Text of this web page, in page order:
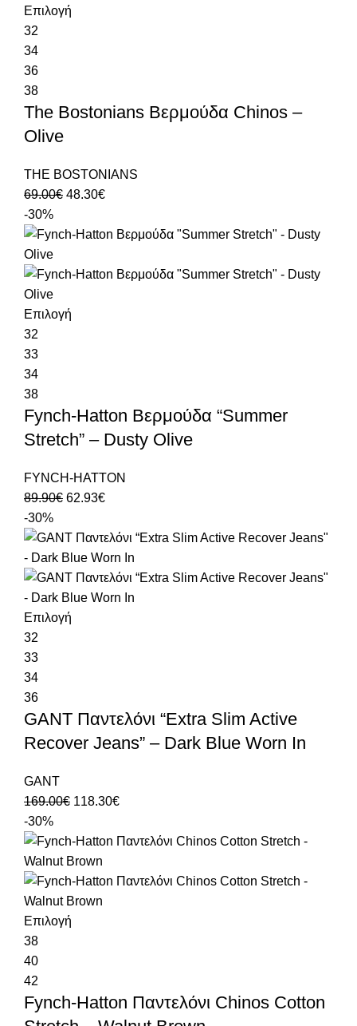
Επιλογή
32
34
36
38
The Bostonians Βερμούδα Chinos –
Olive
THE BOSTONIANS
69.00€ 48.30€
-30%
Επιλογή
32
33
34
38
Fynch-Hatton Βερμούδα “Summer
Stretch” – Dusty Olive
FYNCH-HATTON
89.90€ 62.93€
-30%
Επιλογή
32
33
34
36
GANT Παντελόνι “Extra Slim Active
Recover Jeans” – Dark Blue Worn In
GANT
169.00€ 118.30€
-30%
Επιλογή
38
40
42
Fynch-Hatton Παντελόνι Chinos Cotton